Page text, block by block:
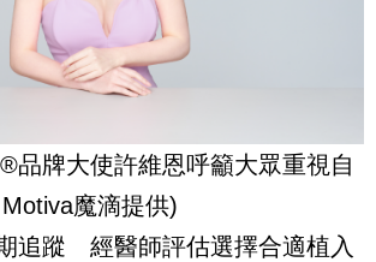
®品牌大使許維恩呼籲大眾重視自
Motiva魔滴提供)
追蹤 經醫師評估選擇合適植入